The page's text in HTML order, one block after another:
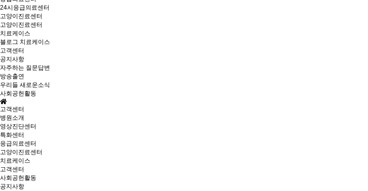
24시응급의료센터
고양이진료센터
고양이진료센터
치료케이스
블로그 치료케이스
고객센터
공지사항
자주하는 질문답변
방송출연
우리들 새로운소식
사회공헌활동
고객센터
병원소개
영상진단센터
특화센터
응급의료센터
고양이진료센터
치료케이스
고객센터
사회공헌활동
공지사항